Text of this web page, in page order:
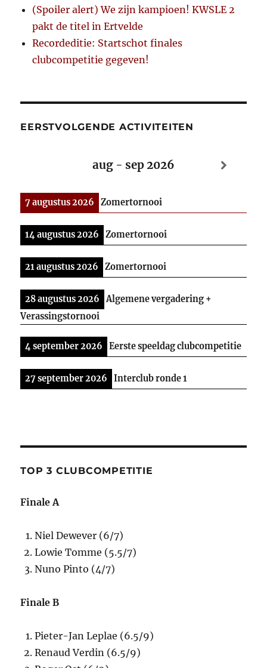
(Spoiler alert) We zijn kampioen! KWSLE 2
pakt de titel in Ertvelde
Recordeditie: Startschot finales
clubcompetitie gegeven!
EERSTVOLGENDE ACTIVITEITEN
aug - sep 2026
7 augustus 2026 Zomertornooi
14 augustus 2026 Zomertornooi
21 augustus 2026 Zomertornooi
28 augustus 2026
Algemene vergadering +
Verassingstornooi
4 september 2026 Eerste speeldag clubcompetitie
27 september 2026 Interclub ronde 1
TOP 3 CLUBCOMPETITIE
Finale A
Niel Dewever (6/7)
Lowie Tomme (5.5/7)
Nuno Pinto (4/7)
Finale B
Pieter-Jan Leplae (6.5/9)
Renaud Verdin (6.5/9)